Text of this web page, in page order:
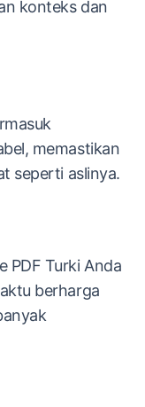
konteks dan
memastikan
seperti aslinya.
PDF Turki Anda
berharga